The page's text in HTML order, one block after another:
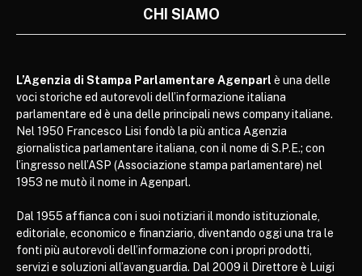
CHI SIAMO
L’Agenzia di Stampa Parlamentare Agenparl è una delle
voci storiche ed autorevoli dell’informazione italiana
parlamentare ed è una delle principali news company italiane.
Nel 1950 Francesco Lisi fondò la più antica Agenzia
giornalistica parlamentare italiana, con il nome di S.P.E.; con
l’ingresso nell’ASP (Associazione stampa parlamentare) nel
1953 ne mutò il nome in Agenparl.
Dal 1955 affianca con i suoi notiziari il mondo istituzionale,
editoriale, economico e finanziario, diventando oggi una tra le
fonti più autorevoli dell’informazione con i propri prodotti,
servizi e soluzioni all’avanguardia. Dal 2009 il Direttore è Luigi